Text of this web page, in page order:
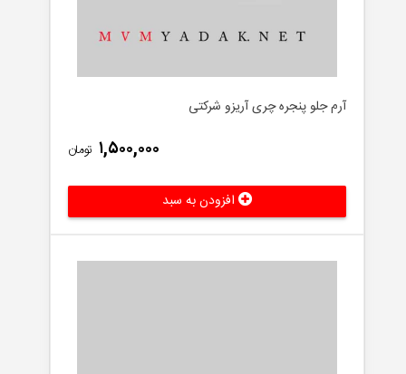
آرم جلو پنجره چری آریزو شرکتی
۱,۵۰۰,۰۰۰ تومان